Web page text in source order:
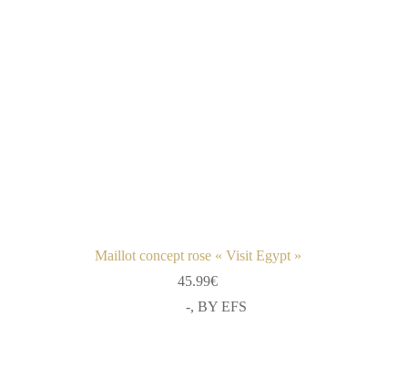
Maillot concept rose « Visit Egypt »
45.99€
-, BY EFS